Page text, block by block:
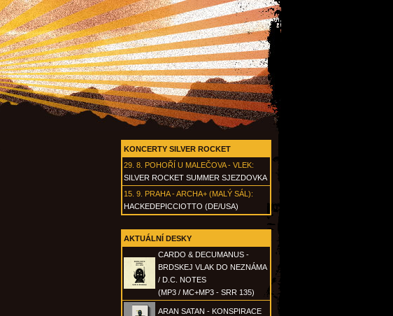
KONCERTY SILVER ROCKET
29. 8. POHOŘÍ U MALEČOVA - VLEK:
SILVER ROCKET SUMMER SJEZDOVKA
15. 9. PRAHA - ARCHA+ (MALÝ SÁL):
HACKEDEPICCIOTTO (DE/USA)
AKTUÁLNÍ DESKY
CARDO & DECUMANUS -
BRDSKEJ VLAK DO NEZNÁMA
/ D.C. NOTES
(MP3 / MC+MP3 - SRR 135)
ARAN SATAN - KONSPIRACE